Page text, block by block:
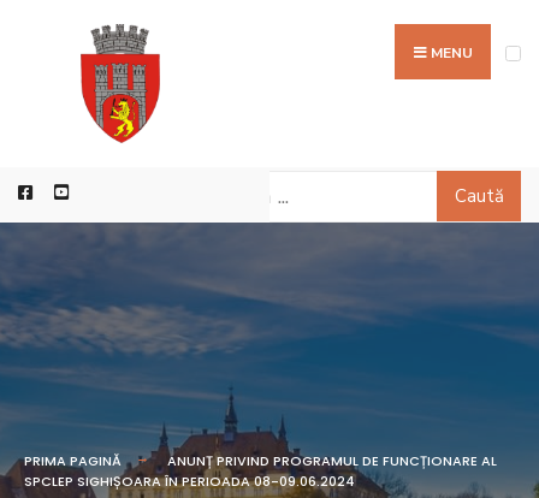
MENU
Caută
PRIMA PAGINĂ
ANUNȚ PRIVIND PROGRAMUL DE FUNCȚIONARE AL
SPCLEP SIGHIȘOARA ÎN PERIOADA 08-09.06.2024